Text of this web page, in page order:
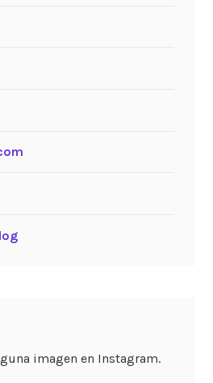
imagen en Instagram.